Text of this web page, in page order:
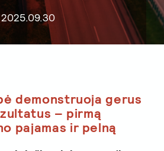
2025.09.30
demonstruoja gerus
– pirmą
pajamas ir pelną